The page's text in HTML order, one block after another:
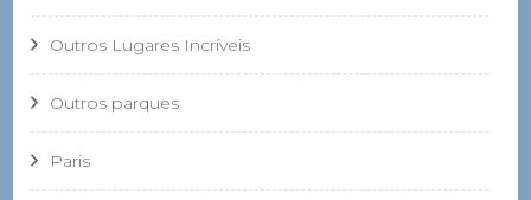
Outros Lugares Incríveis
Outros parques
Paris